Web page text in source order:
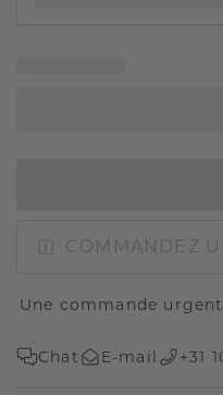
COMMANDEZ
Une commande
Chat E-mail +31